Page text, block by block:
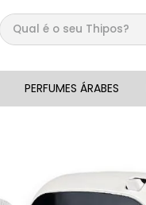
Qual é o seu Thipos?
PERFUMES ÁRABES